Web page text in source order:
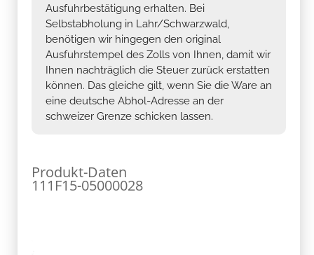
Ausfuhrbestätigung erhalten. Bei
Selbstabholung in Lahr/Schwarzwald,
benötigen wir hingegen den original
Ausfuhrstempel des Zolls von Ihnen, damit wir
Ihnen nachträglich die Steuer zurück erstatten
können. Das gleiche gilt, wenn Sie die Ware an
eine deutsche Abhol-Adresse an der
schweizer Grenze schicken lassen.
Produkt-Daten
111F15-05000028